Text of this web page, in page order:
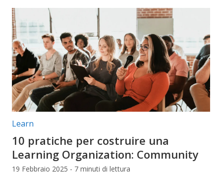
Categorie articolo:
Learn
10 pratiche per costruire una
Learning Organization: Community
19 Febbraio 2025 - 7 minuti di lettura